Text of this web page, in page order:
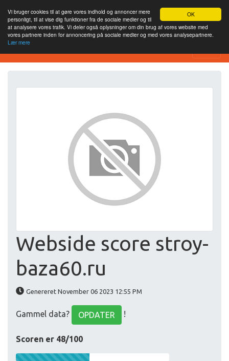
OK
Vi bruger cookies til at gøre vores indhold og annoncer mere
personligt, til at vise dig funktioner fra de sociale medier og til
at analysere vores trafik. Vi deler også oplysninger om din brug af vores website med
vores partnere inden for annoncering på sociale medier og med vores analysepartnere.
Lær mere
SEO Analytics
Webside score stroy-
baza60.ru
Genereret November 06 2023 12:55 PM
Gammel data? OPDATER !
Scoren er 48/100